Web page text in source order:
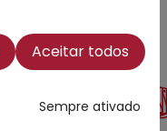
Aceitar todos
Sempre ativado